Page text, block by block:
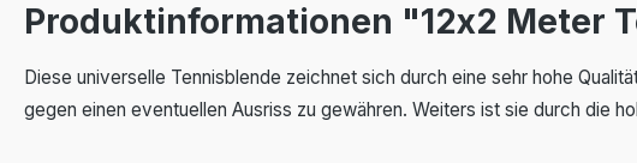
Produktinformationen "12x2 Meter
Diese universelle Tennisblende zeichnet sich durch eine sehr hohe
gegen einen eventuellen Ausriss zu gewähren. Weiters ist sie durch die